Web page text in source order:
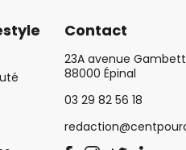
Contact
23A avenue
88000 Épinal
03 29 82 56 18